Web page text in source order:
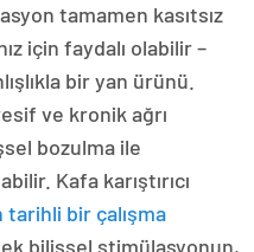
tamamen kasıtsız
için faydalı olabilir –
bir yan ürünü.
ve kronik ağrı
bozulma ile
Kafa karıştırıcı
tarihli bir çalışma
bilişsel stimülasyonun,